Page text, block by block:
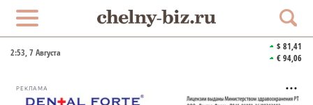
2:53, 7 Августа
$ 81,41
€ 94,06
РЕКЛАМА